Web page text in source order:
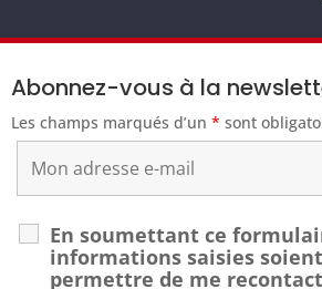
Abonnez-vous à la
Les champs marqués d’un * sont
En soumettant ce
informations saisies
permettre de me